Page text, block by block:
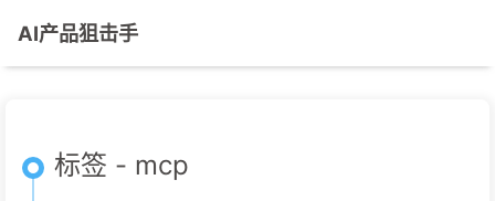
AI产品狙击手
标签 - mcp